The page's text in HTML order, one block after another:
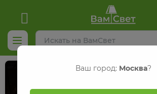
Ваш город: Москва?